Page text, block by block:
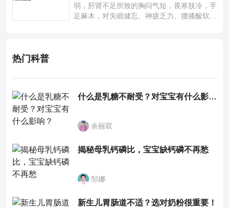
弱，肝肾不足所致的胸闷气短，畏寒肢冷，手
足麻木，对失眠健忘、神疲乏力、腰膝酸软也
热门科普
什么是乳糖不耐受？对宝宝有什么影响？
余丽双
揭秘母乳钙磷比，宝宝缺钙磷不再愁
邹娜
新生儿胃肠道不适？选对奶粉很重要！